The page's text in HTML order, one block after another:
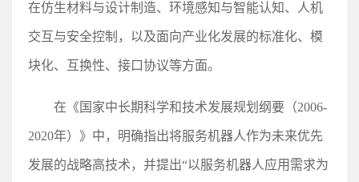
在仿生材料与设计制造、环境感知与智能认知、人机
交互与安全控制，以及面向产业化发展的标准化、模
块化、互换性、接口协议等方面。
在《国家中长期科学和技术发展规划纲要（2006-
2020年）》中，明确指出将服务机器人作为未来优先
发展的战略高技术，并提出“以服务机器人应用需求为